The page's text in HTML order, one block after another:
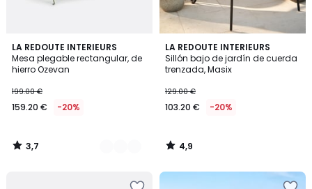
LA REDOUTE INTERIEURS
Mesa plegable rectangular, de
hierro Ozevan
199.00 €
159.20 € -20%
3,7
/ 5
5
Colores
3,7
/
LA REDOUTE INTERIEURS
Sillón bajo de jardín de cuerda
trenzada, Masix
129.00 €
103.20 € -20%
4,9
/ 5
4,9
/